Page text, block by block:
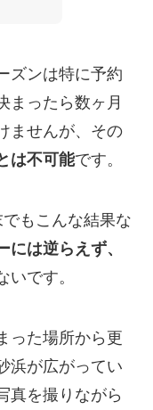
ズンは特に予約
まったら数ヶ月
ませんが、その
は不可能です。
もこんな結果な
には逆らえず、
いです。
った場所から更
浜が広がってい
真を撮りながら